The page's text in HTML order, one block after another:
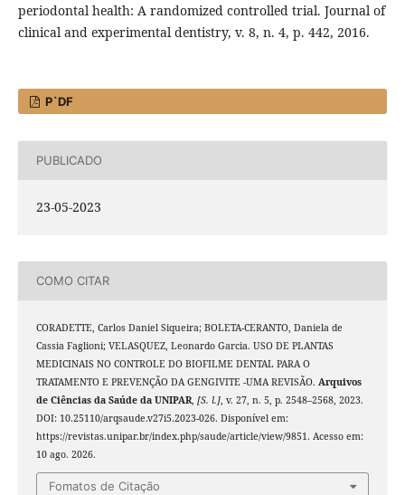
periodontal health: A randomized controlled trial. Journal of
clinical and experimental dentistry, v. 8, n. 4, p. 442, 2016.
P`DF
PUBLICADO
23-05-2023
COMO CITAR
CORADETTE, Carlos Daniel Siqueira; BOLETA-CERANTO, Daniela de
Cassia Faglioni; VELASQUEZ, Leonardo Garcia. USO DE PLANTAS
MEDICINAIS NO CONTROLE DO BIOFILME DENTAL PARA O
TRATAMENTO E PREVENÇÃO DA GENGIVITE -UMA REVISÃO. Arquivos
de Ciências da Saúde da UNIPAR, [S. l.], v. 27, n. 5, p. 2548–2568, 2023.
DOI: 10.25110/arqsaude.v27i5.2023-026. Disponível em:
https://revistas.unipar.br/index.php/saude/article/view/9851. Acesso em:
10 ago. 2026.
Fomatos de Citação